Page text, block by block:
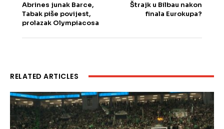
Abrines junak Barce,
Tabak piše povijest,
prolazak Olympiacosa
Štrajk u Bilbau nakon
finala Eurokupa?
RELATED ARTICLES